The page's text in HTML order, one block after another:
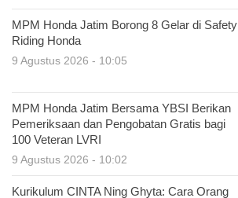
MPM Honda Jatim Borong 8 Gelar di Safety
Riding Honda
9 Agustus 2026 - 10:05
MPM Honda Jatim Bersama YBSI Berikan
Pemeriksaan dan Pengobatan Gratis bagi
100 Veteran LVRI
9 Agustus 2026 - 10:02
Kurikulum CINTA Ning Ghyta: Cara Orang